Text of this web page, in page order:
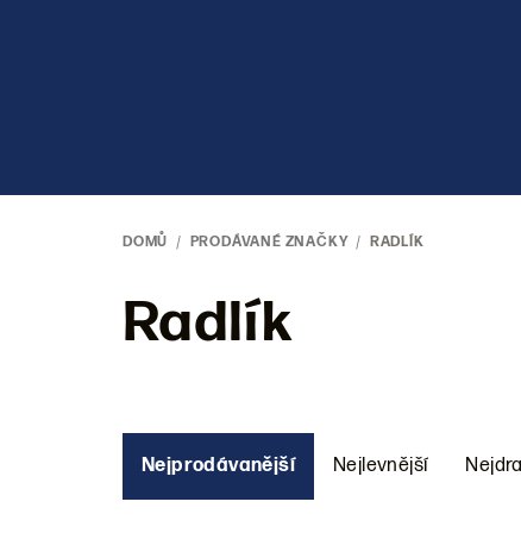
DOMŮ / PRODÁVANÉ ZNAČKY / RADLÍK
Radlík
Ř
aNejprodávanější Nejlevnější